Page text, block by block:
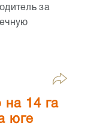
за
14 га
юге